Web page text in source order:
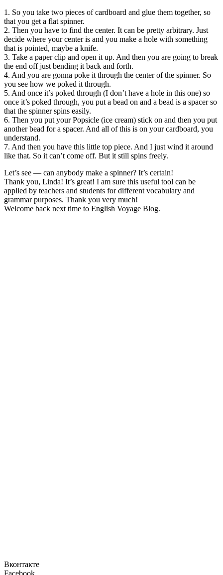
1. So you take two pieces of cardboard and glue them together, so
that you get a flat spinner.
2. Then you have to find the center. It can be pretty arbitrary. Just
decide where your center is and you make a hole with something
that is pointed, maybe a knife.
3. Take a paper clip and open it up. And then you are going to break
the end off just bending it back and forth.
4. And you are gonna poke it through the center of the spinner. So
you see how we poked it through.
5. And once it’s poked through (I don’t have a hole in this one) so
once it’s poked through, you put a bead on and a bead is a spacer so
that the spinner spins easily.
6. Then you put your Popsicle (ice cream) stick on and then you put
another bead for a spacer. And all of this is on your cardboard, you
understand.
7. And then you have this little top piece. And I just wind it around
like that. So it can’t come off. But it still spins freely.
Let’s see — can anybody make a spinner? It’s certain!
Thank you, Linda! It’s great! I am sure this useful tool can be
applied by teachers and students for different vocabulary and
grammar purposes. Thank you very much!
Welcome back next time to English Voyage Blog.
Вконтакте
Facebook